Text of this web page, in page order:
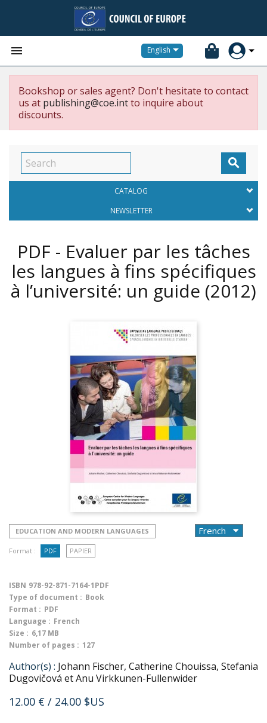
 English
Bookshop or sales agent? Don't hesitate to contact
us at publishing@coe.intto inquire about
discounts.

CATALOG
NEWSLETTER
PDF - Evaluer par les tâches
les langues à fins spécifiques
à l’université: un guide (2012)
EDUCATION AND MODERN LANGUAGES
Format : PDF PAPIER
ISBN 978-92-871-7164-1PDF
Type of document : Book
Format : PDF
Language : French
Size : 6,17 MB
Number of pages : 127
Author(s) : Johann Fischer, Catherine Chouissa, Stefania
Dugovičová et Anu Virkkunen-Fullenwider
12.00 € / 24.00 $US